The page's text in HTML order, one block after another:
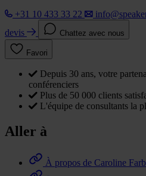
+31 10 433 33 22
devis
Chattez avec nous
Favori
Depuis 30 ans, votre
conférenciers
Plus de 50 000 clients
L'équipe de consultants la
Aller à
À propos de Caroline